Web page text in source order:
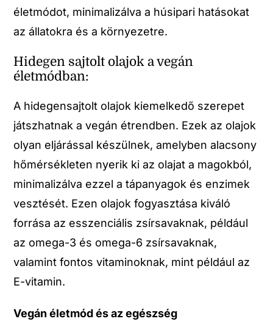
életmódot, minimalizálva a húsipari hatásokat
az állatokra és a környezetre.
Hidegen sajtolt olajok a vegán
életmódban:
A hidegensajtolt olajok kiemelkedő szerepet
játszhatnak a vegán étrendben. Ezek az olajok
olyan eljárással készülnek, amelyben alacsony
hőmérsékleten nyerik ki az olajat a magokból,
minimalizálva ezzel a tápanyagok és enzimek
vesztését. Ezen olajok fogyasztása kiváló
forrása az esszenciális zsírsavaknak, például
az omega-3 és omega-6 zsírsavaknak,
valamint fontos vitaminoknak, mint például az
E-vitamin.
Vegán életmód és az egészség